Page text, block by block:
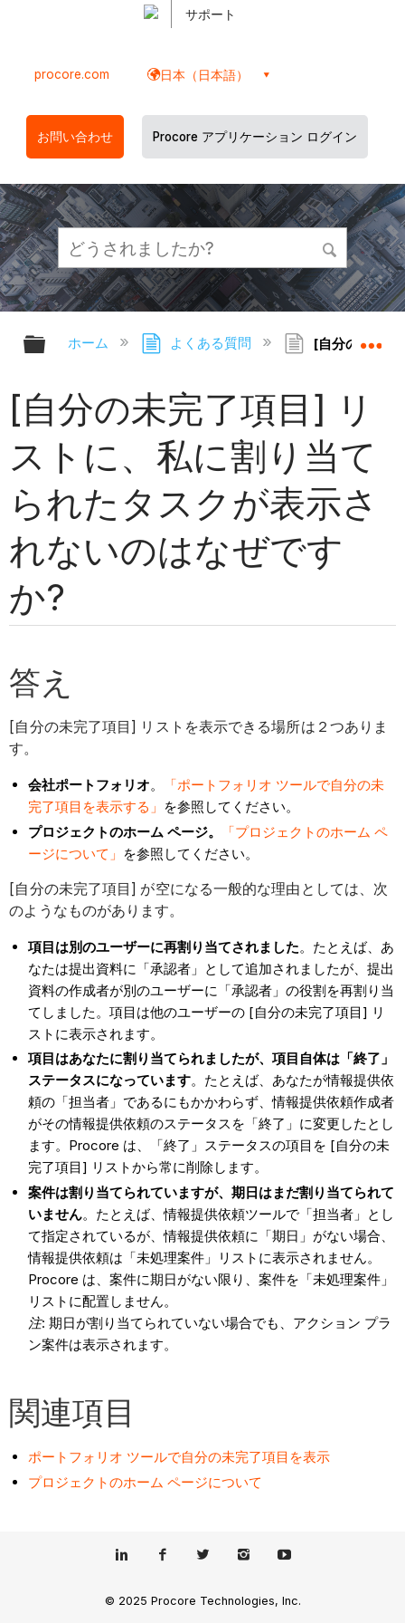
サポート
procore.com 日本（日本語）
お問い合わせ Procore アプリケーション ログイン
グローバル階層を展開/折りたたむ
ホーム よくある質問 [自分の未完了
[自分の未完了項目] リ
ストに、私に割り当て
られたタスクが表示さ
れないのはなぜです
か?
答え
[自分の未完了項目] リストを表示できる場所は２つありま
す。
会社ポートフォリオ。
「ポートフォリオ ツールで自分の未
完了項目を表示する」 を参照してください。
プロジェクトのホーム ページ。
「プロジェクトのホーム ペ
ージについて」 を参照してください。
[自分の未完了項目] が空になる一般的な理由としては、次
のようなものがあります。
項目は別のユーザーに再割り当てされました。たとえば、あ
なたは提出資料に「承認者」として追加されましたが、提出
資料の作成者が別のユーザーに「承認者」の役割を再割り当
てしました。項目は他のユーザーの [自分の未完了項目] リ
ストに表示されます。
項目はあなたに割り当てられましたが、項目自体は「終了」
ステータスになっています。たとえば、あなたが情報提供依
頼の「担当者」であるにもかかわらず、情報提供依頼作成者
がその情報提供依頼のステータスを「終了」に変更したとし
ます。Procore は、「終了」ステータスの項目を [自分の未
完了項目] リストから常に削除します。
案件は割り当てられていますが、期日はまだ割り当てられて
いません。たとえば、情報提供依頼ツールで「担当者」とし
て指定されているが、情報提供依頼に「期日」がない場合、
情報提供依頼は「未処理案件」リストに表示されません。
Procore は、案件に期日がない限り、案件を「未処理案件」
リストに配置しません。
注: 期日が割り当てられていない場合でも、アクション プラ
ン案件は表示されます。
関連項目
ポートフォリオ ツールで自分の未完了項目を表示
プロジェクトのホーム ページについて
© 2025 Procore Technologies, Inc.